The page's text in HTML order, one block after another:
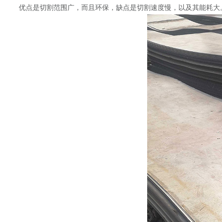
优点是切割范围广，而且环保，缺点是切割速度慢，以及其能耗大